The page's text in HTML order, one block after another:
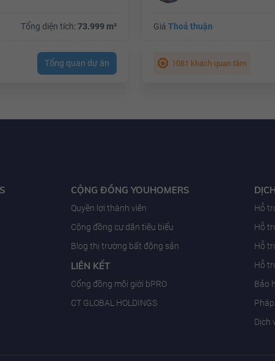
Tổng diện tích: 73.999 m²
Tổng quan dự án
Giá Thoả thuận
1081 khách quan tâm
CỘNG ĐỒNG YOUHOMERS
Quyền lợi thành viên
Cộng đồng cư dân tiêu biểu
Blog thị trường bất động sản
LIÊN KẾT
Cổng đồng môi giới bPRO
CT GLOBAL HOLDINGS
Hỗ
Hỗ
Hỗ
Hỗ
Bảo
Dịch